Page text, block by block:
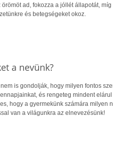
örömöt ad, fokozza a jóllét állapotát,
és betegségeket okoz.
a nevünk?
is gondolják, hogy milyen fontos
és rengeteg mindent
hogy a gyermekünk számára milyen
van a világunkra az elnevezésünk!